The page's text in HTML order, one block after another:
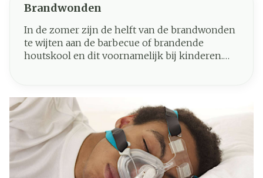
Brandwonden
In de zomer zijn de helft van de brandwonden
te wijten aan de barbecue of brandende
houtskool en dit voornamelijk bij kinderen.